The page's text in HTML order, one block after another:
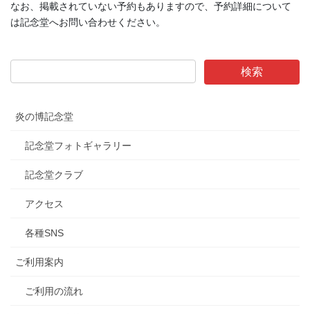
能
力
なお、掲載されていない予約もありますので、予約詳細について
は記念堂へお問い合わせください。
炎の博記念堂
記念堂フォトギャラリー
記念堂クラブ
アクセス
各種SNS
ご利用案内
ご利用の流れ